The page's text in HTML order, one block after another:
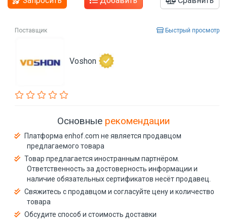
Поставщик Быстрый просмотр
Voshon
Основные рекомендации
Платформа enhof.com не является продавцом
предлагаемого товара
Товар предлагается иностранным партнёром.
Ответственность за достоверность информации и
наличие обязательных сертификатов несёт продавец.
Свяжитесь с продавцом и согласуйте цену и количество
товара
Обсудите способ и стоимость доставки